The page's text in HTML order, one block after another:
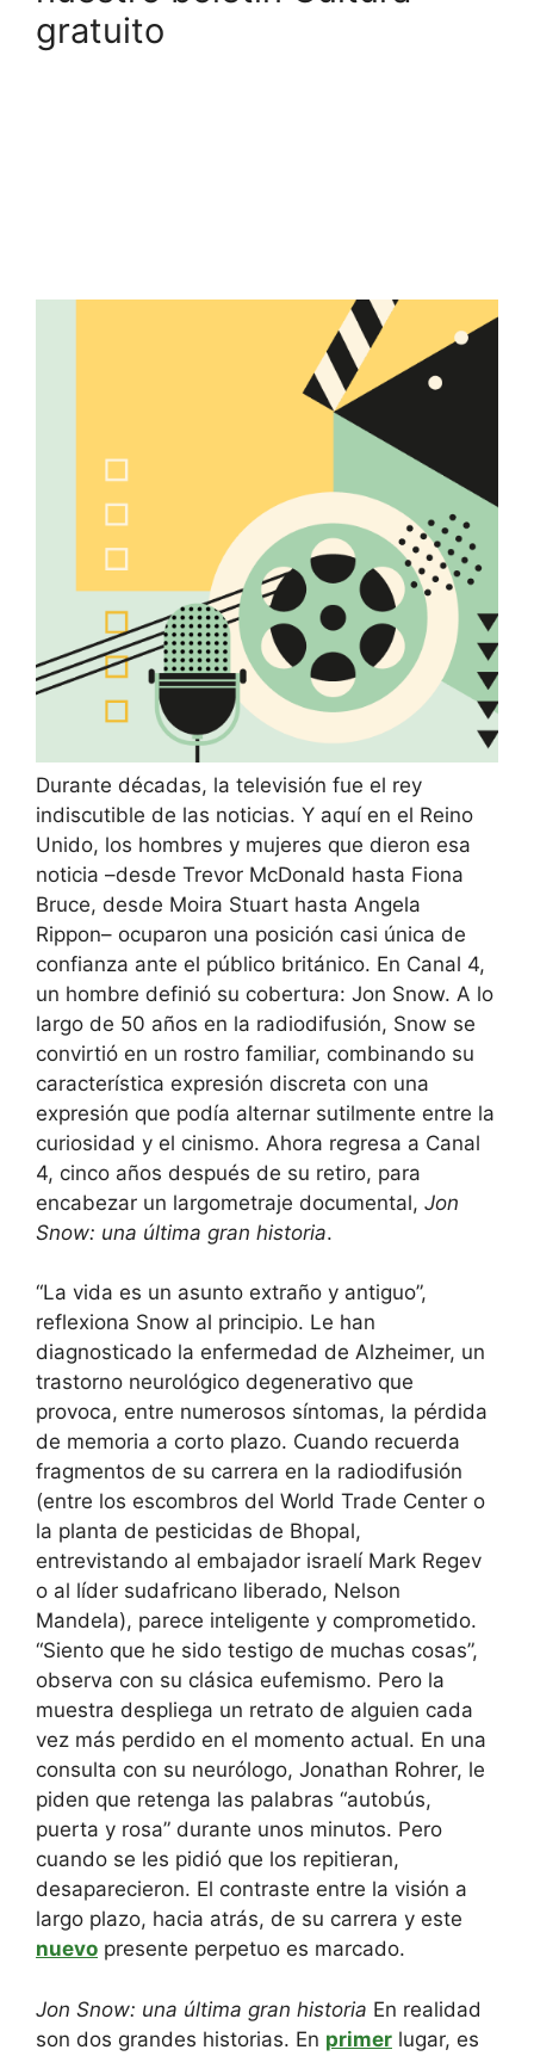
gratuito
Durante décadas, la televisión fue el rey
indiscutible de las noticias. Y aquí en el Reino
Unido, los hombres y mujeres que dieron esa
noticia –desde Trevor McDonald hasta Fiona
Bruce, desde Moira Stuart hasta Angela
Rippon– ocuparon una posición casi única de
confianza ante el público británico. En Canal 4,
un hombre definió su cobertura: Jon Snow. A lo
largo de 50 años en la radiodifusión, Snow se
convirtió en un rostro familiar, combinando su
característica expresión discreta con una
expresión que podía alternar sutilmente entre la
curiosidad y el cinismo. Ahora regresa a Canal
4, cinco años después de su retiro, para
encabezar un largometraje documental, Jon
Snow: una última gran historia.
“La vida es un asunto extraño y antiguo”,
reflexiona Snow al principio. Le han
diagnosticado la enfermedad de Alzheimer, un
trastorno neurológico degenerativo que
provoca, entre numerosos síntomas, la pérdida
de memoria a corto plazo. Cuando recuerda
fragmentos de su carrera en la radiodifusión
(entre los escombros del World Trade Center o
la planta de pesticidas de Bhopal,
entrevistando al embajador israelí Mark Regev
o al líder sudafricano liberado, Nelson
Mandela), parece inteligente y comprometido.
“Siento que he sido testigo de muchas cosas”,
observa con su clásica eufemismo. Pero la
muestra despliega un retrato de alguien cada
vez más perdido en el momento actual. En una
consulta con su neurólogo, Jonathan Rohrer, le
piden que retenga las palabras “autobús,
puerta y rosa” durante unos minutos. Pero
cuando se les pidió que los repitieran,
desaparecieron. El contraste entre la visión a
largo plazo, hacia atrás, de su carrera y este
nuevo presente perpetuo es marcado.
Jon Snow: una última gran historia En realidad
son dos grandes historias. En primer lugar, es